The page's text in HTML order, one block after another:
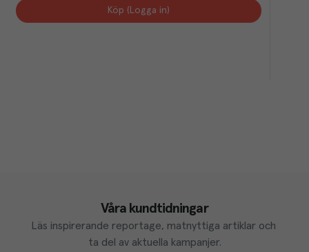
Köp (Logga in)
Våra kundtidningar
Läs inspirerande reportage, matnyttiga artiklar och
ta del av aktuella kampanjer.